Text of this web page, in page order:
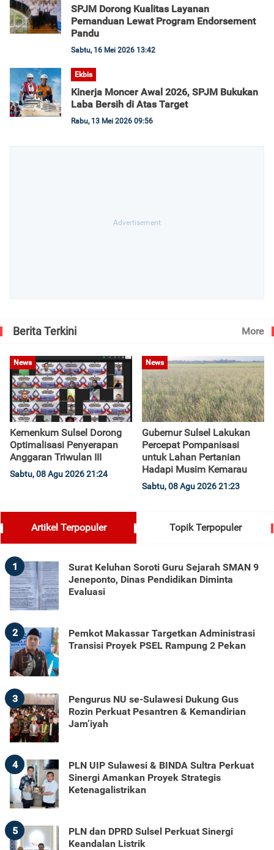
SPJM Dorong Kualitas Layanan
Pemanduan Lewat Program Endorsement
Pandu
Sabtu, 16 Mei 2026 13:42
Ekbis
Kinerja Moncer Awal 2026, SPJM Bukukan
Laba Bersih di Atas Target
Rabu, 13 Mei 2026 09:56
Berita Terkini More
News
Kemenkum Sulsel Dorong
Optimalisasi Penyerapan
Anggaran Triwulan III
Sabtu, 08 Agu 2026 21:24
News
Gubernur Sulsel Lakukan
Percepat Pompanisasi
untuk Lahan Pertanian
Hadapi Musim Kemarau
Sabtu, 08 Agu 2026 21:23
Artikel Terpopuler Topik Terpopuler
1
Surat Keluhan Soroti Guru Sejarah SMAN 9
Jeneponto, Dinas Pendidikan Diminta
Evaluasi
2
Pemkot Makassar Targetkan Administrasi
Transisi Proyek PSEL Rampung 2 Pekan
3
Pengurus NU se-Sulawesi Dukung Gus
Rozin Perkuat Pesantren & Kemandirian
Jam’iyah
4
PLN UIP Sulawesi & BINDA Sultra Perkuat
Sinergi Amankan Proyek Strategis
Ketenagalistrikan
5
PLN dan DPRD Sulsel Perkuat Sinergi
Keandalan Listrik